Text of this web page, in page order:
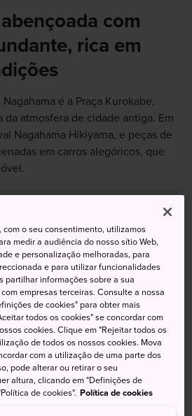
com
rica em
é a Praça Kurokabe,
da atmosfera de cidade antiga. Em
Nagahama Hikiyama, e peças de
em carros alegóricos, que
infantil são um grande
Nagahama Hikiyama
artesanal em Kurokabe
de trem mais antigo do
com o seu consentimento, utilizamos
medir a audiência do nosso sítio Web,
e personalização melhoradas, para
e para utilizar funcionalidades
partilhar informações sobre a sua
empresas terceiras. Consulte a nossa
de cookies" para obter mais
todos os cookies" se concordar com
cookies. Clique em "Rejeitar todos os
de todos os nossos cookies. Mova
com a utilização de uma parte dos
pode alterar ou retirar o seu
altura, clicando em "Definições de
de cookies". Política de cookies